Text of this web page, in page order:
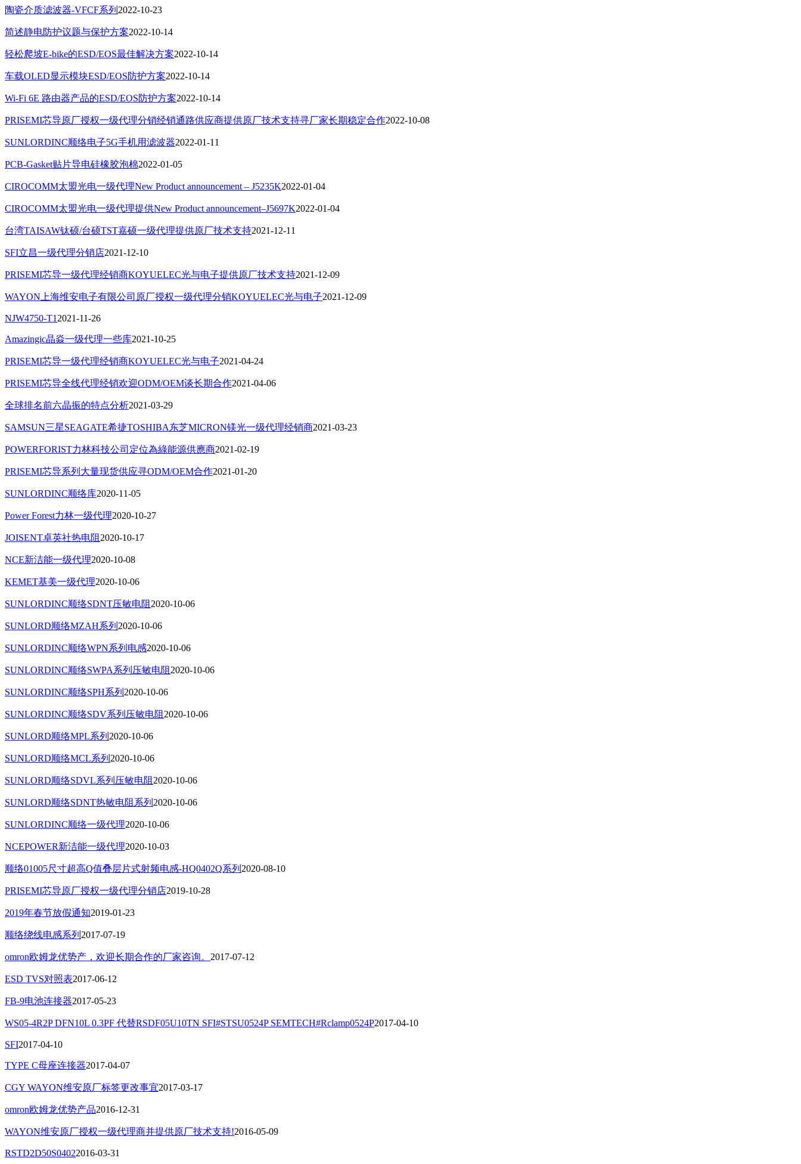
陶瓷介质滤波器-VFCF系列 2022-10-23
简述静电防护议题与保护方案2022-10-14
轻松爬坡E-bike的ESD/EOS最佳解决方案2022-10-14
车载OLED显示模块ESD/EOS防护方案2022-10-14
Wi-Fi 6E 路由器产品的ESD/EOS防护方案2022-10-14
PRISEMI芯导原厂授权一级代理分销经销通路供应商提供原厂技术支持寻厂家长期稳定合作2022-10-08
SUNLORDINC顺络电子5G手机用滤波器2022-01-11
PCB-Gasket贴片导电硅橡胶泡棉2022-01-05
CIROCOMM太盟光电一级代理New Product announcement – J5235K2022-01-04
CIROCOMM太盟光电一级代理提供New Product announcement–J5697K2022-01-04
台湾TAISAW钛硕/台硕TST嘉硕一级代理提供原厂技术支持2021-12-11
SFI立昌一级代理分销店2021-12-10
PRISEMI芯导一级代理经销商KOYUELEC光与电子提供原厂技术支持2021-12-09
WAYON上海维安电子有限公司原厂授权一级代理分销KOYUELEC光与电子2021-12-09
NJW4750-T1 2021-11-26
Amazingic晶焱一级代理一些库2021-10-25
PRISEMI芯导一级代理经销商KOYUELEC光与电子2021-04-24
PRISEMI芯导全线代理经销欢迎ODM/OEM谈长期合作2021-04-06
全球排名前六晶振的特点分析2021-03-29
SAMSUN三星SEAGATE希捷TOSHIBA东芝MICRON镁光一级代理经销商2021-03-23
POWERFORIST力林科技公司定位為綠能源供應商2021-02-19
PRISEMI芯导系列大量现货供应寻ODM/OEM合作2021-01-20
SUNLORDINC顺络库2020-11-05
Power Forest力林一级代理2020-10-27
JOISENT卓英社热电阻 2020-10-17
NCE新洁能一级代理2020-10-08
KEMET基美一级代理2020-10-06
SUNLORDINC顺络SDNT压敏电阻 2020-10-06
SUNLORD顺络MZAH系列 2020-10-06
SUNLORDINC顺络WPN系列电感2020-10-06
SUNLORDINC顺络SWPA系列压敏电阻 2020-10-06
SUNLORDINC顺络SPH系列 2020-10-06
SUNLORDINC顺络SDV系列压敏电阻 2020-10-06
SUNLORD顺络MPL系列 2020-10-06
SUNLORD顺络MCL系列 2020-10-06
SUNLORD顺络SDVL系列压敏电阻 2020-10-06
SUNLORD顺络SDNT热敏电阻系列 2020-10-06
SUNLORDINC顺络一级代理2020-10-06
NCEPOWER新洁能一级代理2020-10-03
顺络01005尺寸超高Q值叠层片式射频电感-HQ0402Q系列 2020-08-10
PRISEMI芯导原厂授权一级代理分销店2019-10-28
2019年春节放假通知2019-01-23
顺络绕线电感系列 2017-07-19
omron欧姆龙优势产，欢迎长期合作的厂家咨询。 2017-07-12
ESD TVS对照表2017-06-12
FB-9电池连接器2017-05-23
WS05-4R2P DFN10L 0.3PF 代替RSDF05U10TN SFI#STSU0524P SEMTECH#Rclamp0524P2017-04-10
SFI2017-04-10
TYPE C母座连接器2017-04-07
CGY WAYON维安原厂标签更改事宜2017-03-17
omron欧姆龙优势产品2016-12-31
WAYON维安原厂授权一级代理商并提供原厂技术支持!2016-05-09
RSTD2D50S04022016-03-31